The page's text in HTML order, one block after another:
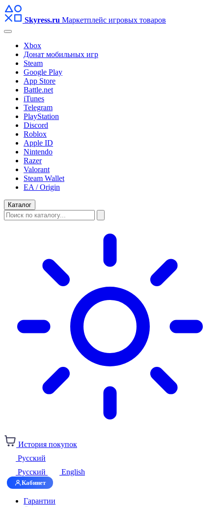
Skyress.ru Маркетплейс игровых товаров
Xbox
Донат мобильных игр
Steam
Google Play
App Store
Battle.net
iTunes
Telegram
PlayStation
Discord
Roblox
Apple ID
Nintendo
Razer
Valorant
Steam Wallet
EA / Origin
Каталог
История покупок
Русский
Русский
English
Кабинет
Гарантии